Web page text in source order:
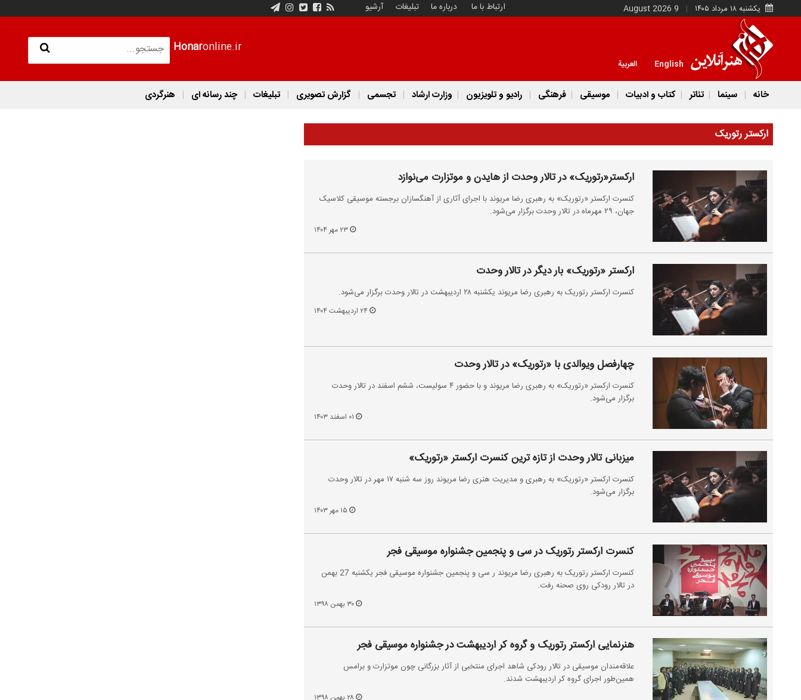
یکشنبه ۱۸ مرداد ۱۴۰۵ 9 August 2026 ارتباط با ما درباره ما تبلیغات آرشیو
Honaronline.ir
English العربية
خانه سینما تئاتر کتاب و ادبیات موسیقی فرهنگی رادیو و تلویزیون وزارت ارشاد تجسمی گزارش تصویری تبلیغات چند رسانه ای هنرگردی
ارکستر رتوریک
ارکستر«رتوریک» در تالار وحدت از هایدن و موتزارت می‌نوازد
کنسرت ارکستر «رتوریک» به رهبری رضا مریوند با اجرای آثاری از آهنگسازان برجسته موسیقی کلاسیک
جهان، ۲۹ مهرماه در تالار وحدت برگزار می‌شود.
۲۳ مهر ۱۴۰۴
ارکستر «رتوریک» بار دیگر در تالار وحدت
کنسرت ارکستر رتوریک به رهبری رضا مریوند یکشنبه ۲۸ اردیبهشت در تالار وحدت برگزار می‌شود.
۲۴ اردیبهشت ۱۴۰۴
چهارفصل ویوالدی با «رتوریک» در تالار وحدت
کنسرت ارکستر «رتوریک» به رهبری رضا مریوند و با حضور ۴ سولیست، ششم اسفند در تالار وحدت
برگزار می‌شود.
میزبانی تالار وحدت از تازه ترین کنسرت ارکستر «رتوریک»
کنسرت ارکستر «رتوریک» به رهبری و مدیریت هنری رضا مریوند روز سه شنبه ۱۷ مهر در تالار وحدت
برگزار می‌شود.
کنسرت ارکستر رتوریک در سی و پنجمین جشنواره موسیقی فجر
کنسرت ارکستر رتوریک به رهبری رضا مریوند ر سی و پنجمین جشنواره موسیقی فجر یکشنبه 27 بهمن
در تالار رودکی روی صحنه رفت.
۳۰ بهمن ۱۳۹۸
هنرنمایی ارکستر رتوریک و گروه کر اردیبهشت در جشنواره موسیقی فجر
علاقه‌مندان موسیقی در تالار رودکی شاهد اجرای منتخبی از آثار بزرگانی چون موتزارت و برامس
همین‌طور اجرای گروه کر اردیبهشت شدند.